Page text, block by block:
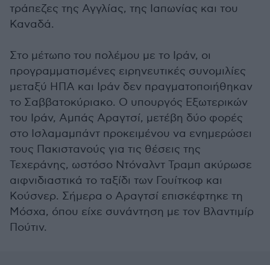
τράπεζες της Αγγλίας, της Ιαπωνίας και του
Καναδά.
Στο μέτωπο του πολέμου με το Ιράν, οι
προγραμματισμένες ειρηνευτικές συνομιλίες
μεταξύ ΗΠΑ και Ιράν δεν πραγματοποιήθηκαν
το Σαββατοκύριακο. Ο υπουργός Εξωτερικών
του Ιράν, Αμπάς Αραγτσί, μετέβη δύο φορές
στο Ισλαμαμπάντ προκειμένου να ενημερώσει
τους Πακιστανούς για τις θέσεις της
Τεχεράνης, ωστόσο Ντόναλντ Τραμπ ακύρωσε
αιφνιδιαστικά το ταξίδι των Γουίτκοφ και
Κούσνερ. Σήμερα ο Αραγτσί επισκέφτηκε τη
Μόσχα, όπου είχε συνάντηση με τον Βλαντιμίρ
Πούτιν.